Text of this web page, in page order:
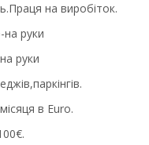
на виробіток.
на руки
руки
в Euro.